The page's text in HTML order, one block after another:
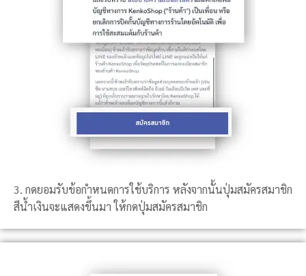
3. กดยอมรับข้อกำหนดการใช้บริการ หลังจากนั้นปุ่มสมัครสมาชิก
สีน้ำเงินจะแสดงขึ้นมา ให้กดปุ่มสมัครสมาชิก